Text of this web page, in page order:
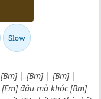
Slow
[Bm] | [Bm] | [Bm] |
đâu mà khóc [Bm]